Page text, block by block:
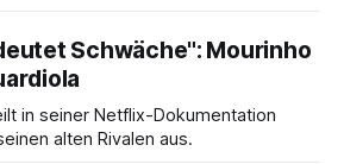
Schwäche": Mourinho
in seiner Netflix-Dokumentation
alten Rivalen aus.